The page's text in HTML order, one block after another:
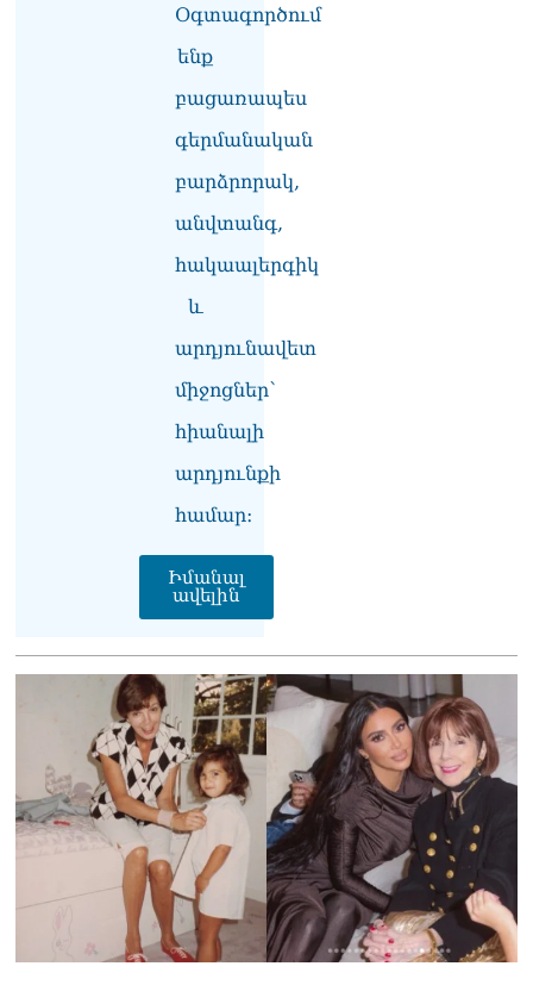
Օգտագործում
ենք
բացառապես
գերմանական
բարձրորակ,
անվտանգ,
հակաալերգիկ
և
արդյունավետ
միջոցներ՝
հիանալի
արդյունքի
համար։
Իմանալ
ավելին